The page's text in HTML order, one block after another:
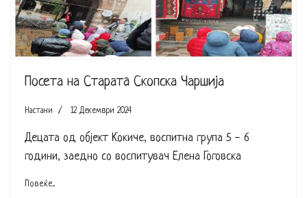
Посета на Старатa Скопска Чаршија
Настани 12 Декември 2024
Децата од објект Кокиче, воспитна група 5 - 6
години, заедно со воспитувач Елена Гоговска
Повеќе...